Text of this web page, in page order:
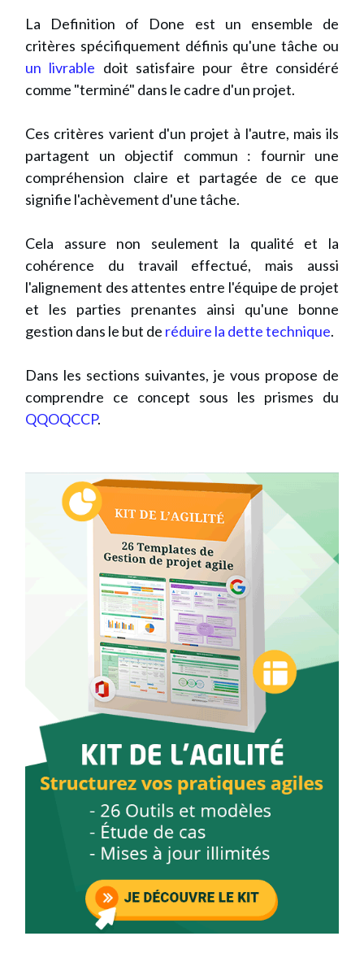
La Definition of Done est un ensemble de
critères spécifiquement définis qu'une tâche ou
un livrable doit satisfaire pour être considéré
comme "terminé" dans le cadre d'un projet.
Ces critères varient d'un projet à l'autre, mais ils
partagent un objectif commun : fournir une
compréhension claire et partagée de ce que
signifie l'achèvement d'une tâche.
Cela assure non seulement la qualité et la
cohérence du travail effectué, mais aussi
l'alignement des attentes entre l'équipe de projet
et les parties prenantes ainsi qu'une bonne
gestion dans le but de réduire la dette technique.
Dans les sections suivantes, je vous propose de
comprendre ce concept sous les prismes du
QQOQCCP.